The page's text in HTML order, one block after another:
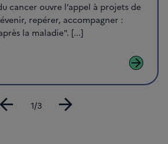
cancer ouvre l’appel à projets de
repérer, accompagner :
la maladie". [...]
arrow_forward
arrow_back arrow_forward
Diapositive
1/3